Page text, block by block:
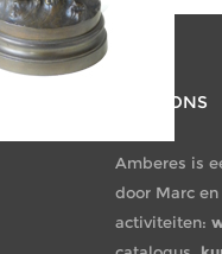
OVER ONS
Amberes is
door Marc
activiteiten: